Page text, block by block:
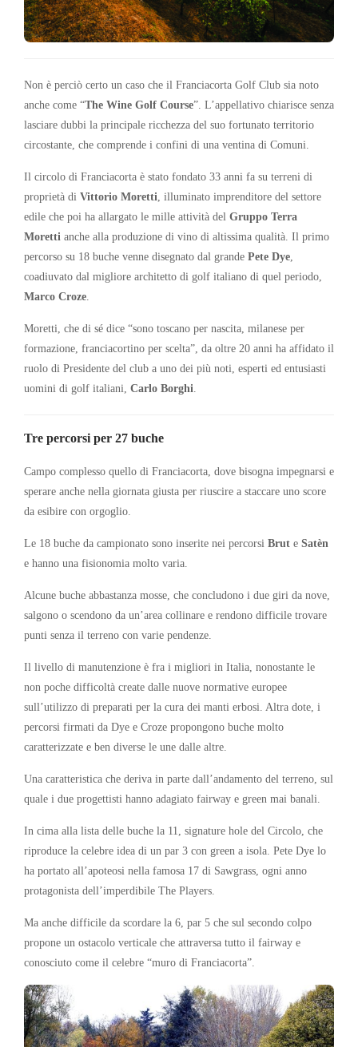
Non è perciò certo un caso che il Franciacorta Golf Club sia noto
anche come “The Wine Golf Course”. L’appellativo chiarisce senza
lasciare dubbi la principale ricchezza del suo fortunato territorio
circostante, che comprende i confini di una ventina di Comuni.
Il circolo di Franciacorta è stato fondato 33 anni fa su terreni di
proprietà di Vittorio Moretti , illuminato imprenditore del settore
edile che poi ha allargato le mille attività del Gruppo Terra
Moretti anche alla produzione di vino di altissima qualità. Il primo
percorso su 18 buche venne disegnato dal grande Pete Dye
coadiuvato dal migliore architetto di golf italiano di quel periodo,
Marco Croze
Moretti, che di sé dice “sono toscano per nascita, milanese per
formazione, franciacortino per scelta”, da oltre 20 anni ha affidato il
ruolo di Presidente del club a uno dei più noti, esperti ed entusiasti
uomini di golf italiani, Carlo Borghi
Tre percorsi per 27 buche
Campo complesso quello di Franciacorta, dove bisogna impegnarsi e
sperare anche nella giornata giusta per riuscire a staccare uno score
da esibire con orgoglio.
Le 18 buche da campionato sono inserite nei percorsi Brut e Satèn
e hanno una fisionomia molto varia.
Alcune buche abbastanza mosse, che concludono i due giri da nove,
salgono o scendono da un’area collinare e rendono difficile trovare
punti senza il terreno con varie pendenze.
Il livello di manutenzione è fra i migliori in Italia, nonostante le
non poche difficoltà create dalle nuove normative europee
sull’utilizzo di preparati per la cura dei manti erbosi. Altra dote, i
percorsi firmati da Dye e Croze propongono buche molto
caratterizzate e ben diverse le une dalle altre.
Una caratteristica che deriva in parte dall’andamento del terreno, sul
quale i due progettisti hanno adagiato fairway e green mai banali.
In cima alla lista delle buche la 11, signature hole del Circolo, che
riproduce la celebre idea di un par 3 con green a isola. Pete Dye lo
ha portato all’apoteosi nella famosa 17 di Sawgrass, ogni anno
protagonista dell’imperdibile The Players.
Ma anche difficile da scordare la 6, par 5 che sul secondo colpo
propone un ostacolo verticale che attraversa tutto il fairway e
conosciuto come il celebre “muro di Franciacorta”.